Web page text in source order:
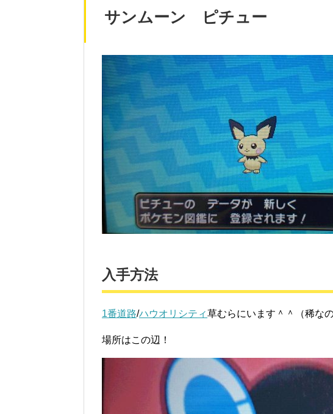
サンムーン ピチュー
入手方法
1番道路/ハウオリシティ草むらにいます＾＾（稀な
場所はこの辺！